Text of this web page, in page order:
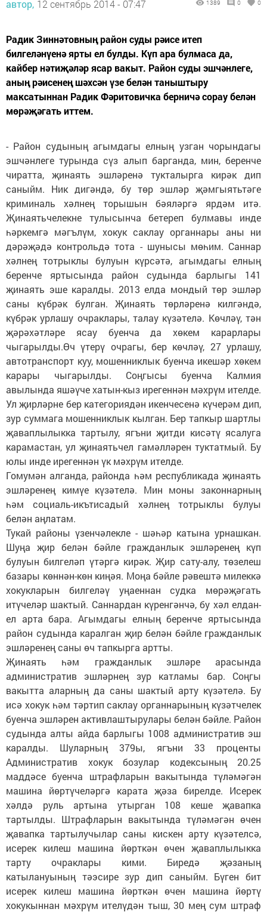
автор, 12 сентябрь 2014 - 07:47 1389 0 0
Радик Зиннәтовның район суды рәисе итеп
билгеләнүенә ярты ел булды. Күп ара булмаса да,
кайбер нәтиҗәләр ясар вакыт. Район суды эшчәнлеге,
аның рәисенең шәхсән үзе белән таныштыру
максатыннан Радик Фәритовичка берничә сорау белән
мөрәҗәгать иттем.
- Район судының агымдагы елның узган чорындагы
эшчәнлеге турында сүз алып барганда, мин, беренче
чиратта, җинаять эшләренә тукталырга кирәк дип
саныйм. Ник дигәндә, бу төр эшләр җәмгыятьтәге
криминаль хәлнең торышын бәяләргә ярдәм итә.
Җинаятьчелекне тулысынча бетереп булмавы инде
һәркемгә мәгълүм, хокук саклау органнары аны ни
дәрәҗәдә контрольдә тота - шунысы мөһим. Саннар
хәлнең тотрыклы булуын күрсәтә, агымдагы елның
беренче яртысында район судында барлыгы 141
җинаять эше каралды. 2013 елда мондый төр эшләр
саны күбрәк булган. Җинаять төрләренә килгәндә,
күбрәк урлашу очраклары, талау күзәтелә. Көчләү, тән
җәрәхәтләре ясау буенча да хөкем карарлары
чыгарылды.Өч үтерү очрагы, бер көчләү, 27 урлашу,
автотранспорт куу, мошенниклык буенча икешәр хөкем
карары чыгарылды. Соңгысы буенча Калмия
авылында яшәүче хатын-кыз ирегеннән мәхрүм ителде.
Ул җирләрне бер категориядән икенчесенә күчерәм дип,
зур суммага мошенниклык кылган. Бер тапкыр шартлы
җаваплылыкка тартылу, ягъни җитди кисәтү ясалуга
карамастан, ул җинаятьчел гамәлләрен туктатмый. Бу
юлы инде ирегеннән үк мәхрүм ителде.
Гомумән алганда, районда һәм республикада җинаять
эшләренең кимүе күзәтелә. Мин моны законнарның
һәм социаль-икътисадый хәлнең тотрыклы булуы
белән аңлатам.
Тукай районы үзенчәлекле - шәһәр катына урнашкан.
Шуңа җир белән бәйле гражданлык эшләренең күп
булуын билгеләп үтәргә кирәк. Җир сату-алу, төзелеш
базары көннән-көн киңәя. Моңа бәйле рәвештә милеккә
хокукларын билгеләү уңаеннан судка мөрәҗәгать
итүчеләр шактый. Саннардан күренгәнчә, бу хәл елдан-
ел арта бара. Агымдагы елның беренче яртысында
район судында каралган җир белән бәйле гражданлык
эшләренең саны өч тапкырга артты.
Җинаять һәм гражданлык эшләре арасында
административ эшләрнең зур катламы бар. Соңгы
вакытта аларның да саны шактый арту күзәтелә. Бу
исә хокук һәм тәртип саклау органнарының күзәтчелек
буенча эшләрен активлаштырулары белән бәйле. Район
судында алты айда барлыгы 1008 административ эш
каралды. Шуларның 379ы, ягъни 33 проценты
Административ хокук бозулар кодексының 20.25
маддәсе буенча штрафларын вакытында түләмәгән
машина йөртүчеләргә карата җәза бирелде. Исерек
хәлдә руль артына утырган 108 кеше җавапка
тартылды. Штрафларын вакытында түләмәгән өчен
җавапка тартылучылар саны кискен арту күзәтелсә,
исерек килеш машина йөрткән өчен җаваплылыкка
тарту очраклары кими. Биредә җәзаның
катылануының тәэсире зур дип саныйм. Бүген бит
исерек килеш машина йөрткән өчен машина йөртү
хокукыннан мәхрүм ителүдән тыш, 30 мең сум штраф